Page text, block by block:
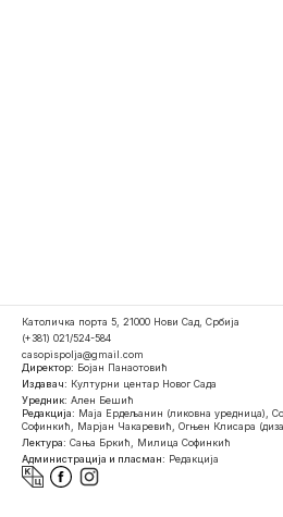
Католичка порта 5, 21000 Нови Сад, Србија
(+381) 021/524-584
casopispolja@gmail.com
Директор: Бојан Панаотовић
Издавач: Културни центар Новог Сада
Уредник: Ален Бешић
Редакција: Маја Ердељанин (ликовна уредница),
Софинкић, Марјан Чакаревић, Огњен Клисара
Лектура: Сања Бркић, Милица Софинкић
Администрација и пласман: Редакција